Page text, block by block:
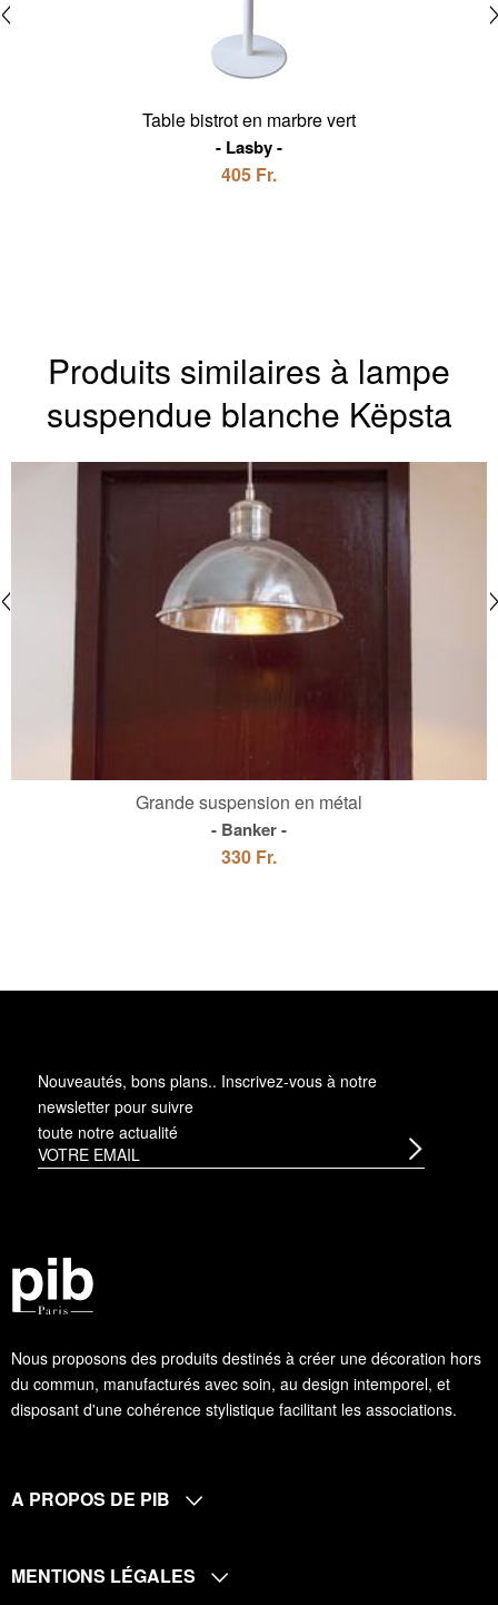
Table bistrot en marbre vert
Lasby
405 Fr.
Produits similaires à lampe
suspendue blanche Këpsta
Grande suspension en métal
Banker
330 Fr.
Nous proposons des produits destinés à créer une décoration hors
du commun, manufacturés avec soin, au design intemporel, et
disposant d'une cohérence stylistique facilitant les associations.
Nouveautés, bons plans.. Inscrivez-vous à notre
newsletter pour suivre
toute notre actualité
A PROPOS DE PIB
MENTIONS LÉGALES